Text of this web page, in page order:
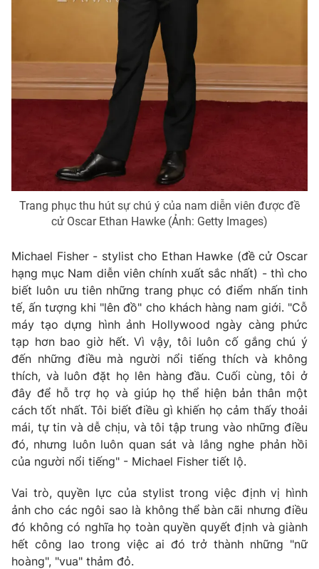
Trang phục thu hút sự chú ý của nam diễn viên được đề
cử Oscar Ethan Hawke (Ảnh: Getty Images)
Michael Fisher - stylist cho Ethan Hawke (đề cử Oscar
hạng mục Nam diễn viên chính xuất sắc nhất) - thì cho
biết luôn ưu tiên những trang phục có điểm nhấn tinh
tế, ấn tượng khi "lên đồ" cho khách hàng nam giới. "Cỗ
máy tạo dựng hình ảnh Hollywood ngày càng phức
tạp hơn bao giờ hết. Vì vậy, tôi luôn cố gắng chú ý
đến những điều mà người nổi tiếng thích và không
thích, và luôn đặt họ lên hàng đầu. Cuối cùng, tôi ở
đây để hỗ trợ họ và giúp họ thể hiện bản thân một
cách tốt nhất. Tôi biết điều gì khiến họ cảm thấy thoải
mái, tự tin và dễ chịu, và tôi tập trung vào những điều
đó, nhưng luôn luôn quan sát và lắng nghe phản hồi
của người nổi tiếng" - Michael Fisher tiết lộ.
Vai trò, quyền lực của stylist trong việc định vị hình
ảnh cho các ngôi sao là không thể bàn cãi nhưng điều
đó không có nghĩa họ toàn quyền quyết định và giành
hết công lao trong việc ai đó trở thành những "nữ
hoàng", "vua" thảm đỏ.